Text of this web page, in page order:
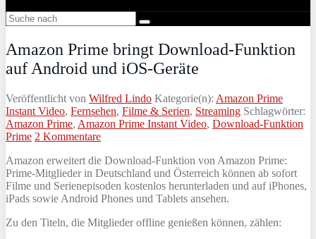
Amazon Prime bringt Download-Funktion
auf Android und iOS-Geräte
Veröffentlicht von Wilfred Lindo Kategorie(n): Amazon Prime
Instant Video, Fernsehen, Filme & Serien, Streaming Schlagwörter:
Amazon Prime, Amazon Prime Instant Video, Download-Funktion
Prime 2 Kommentare
Amazon erweitert die Download-Funktion von Amazon Prime:
Prime-Mitglieder in Deutschland und Österreich können ab sofort
Filme und Serienepisoden kostenlos herunterladen und auf iPhones,
iPads sowie Android Phones und Tablets ansehen.
Zu den Titeln, die Mitglieder offline genießen können, zählen: